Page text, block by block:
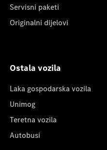
Servisni paketi
Originalni dijelovi
Ostala vozila
Laka gospodarska vozila
Unimog
Teretna vozila
Autobusi